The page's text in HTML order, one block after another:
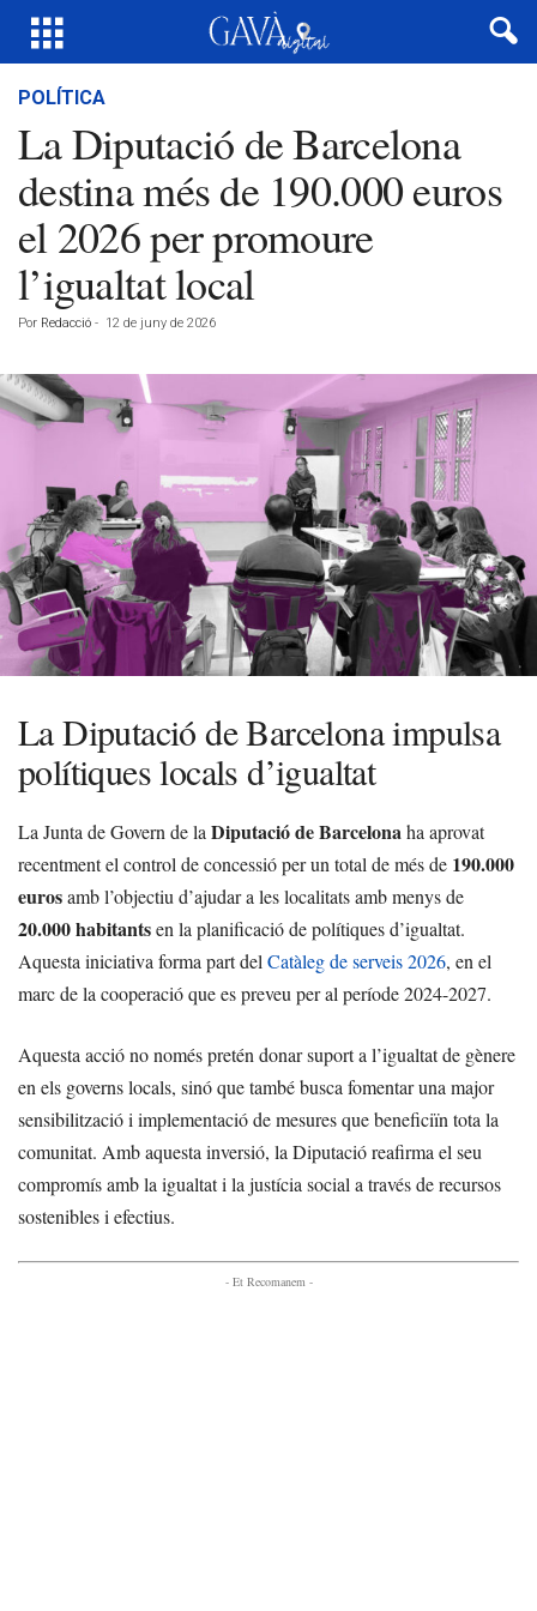
POLÍTICA
La Diputació de Barcelona
destina més de 190.000 euros
el 2026 per promoure
l’igualtat local
Por Redacció - 12 de juny de 2026
La Diputació de Barcelona impulsa
polítiques locals d’igualtat
La Junta de Govern de la Diputació de Barcelonaha aprovat
recentment el control de concessió per un total de més de 190.000
eurosamb l’objectiu d’ajudar a les localitats amb menys de
20.000 habitantsen la planificació de polítiques d’igualtat.
Aquesta iniciativa forma part del Catàleg de serveis 2026, en el
marc de la cooperació que es preveu per al període 2024-2027.
Aquesta acció no només pretén donar suport a l’igualtat de gènere
en els governs locals, sinó que també busca fomentar una major
sensibilització i implementació de mesures que beneficiïn tota la
comunitat. Amb aquesta inversió, la Diputació reafirma el seu
compromís amb la igualtat i la justícia social a través de recursos
sostenibles i efectius.
- Et Recomanem -